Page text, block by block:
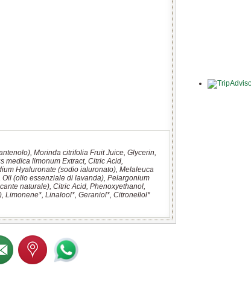
Morinda citrifolia Fruit Juice, Glycerin,
medica limonum Extract, Citric Acid,
Hyaluronate (sodio ialuronato), Melaleuca
(olio essenziale di lavanda), Pelargonium
naturale), Citric Acid, Phenoxyethanol,
Limonene*, Linalool*, Geraniol*, Citronellol*